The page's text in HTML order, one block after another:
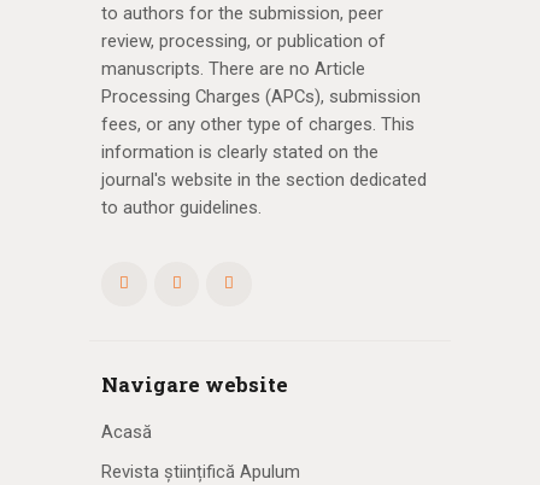
to authors for the submission, peer
review, processing, or publication of
manuscripts. There are no Article
Processing Charges (APCs), submission
fees, or any other type of charges. This
information is clearly stated on the
journal's website in the section dedicated
to author guidelines.
Navigare website
Acasă
Revista științifică Apulum